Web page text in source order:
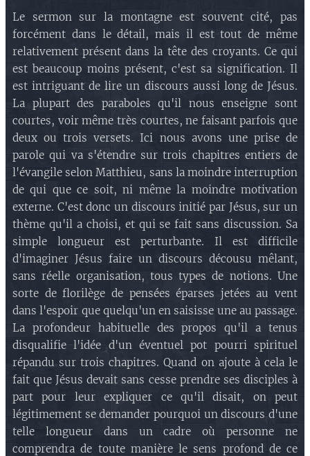
b.8) La synthèse faite par Jésus.
b.9) Du sel à la lumière.
car ils hériteront la terre
c.1) La signification.
c.2) Le rapport aux églises.
d) Matthieu 5.6:Heureux ceux qui ont faim
et soif de la justice, car ils seront rassasiés!
d.1) La signification
d.2) Le rapport aux églises.
e)
Matthieu 5.7 :Heureux les
miséricordieux, car ils obtiendront
miséricorde !
e.1) La signification
e.2) Le rapport aux églises.
f)
Matthieu 5.8 :
Heureux ceux qui ont le
coeur pur, car ils verront Dieu
f.1) La signification
f.2) Le rapport aux églises.
g)
Matthieu 5.9:Heureux ceux qui
procurent la paix, car ils seront appelés fils
de Dieu!
g.1) La signification.
g.2) Le rapport aux églises.
Le sermon sur la montagne est souvent cité, pas
forcément dans le détail, mais il est tout de même
relativement présent dans la tête des croyants. Ce qui
est beaucoup moins présent, c'est sa signification. Il
est intriguant de lire un discours aussi long de Jésus.
La plupart des paraboles qu'il nous enseigne sont
courtes, voir même très courtes, ne faisant parfois que
deux ou trois versets. Ici nous avons une prise de
parole qui va s'étendre sur trois chapitres entiers de
l'évangile selon Matthieu, sans la moindre interruption
de qui que ce soit, ni même la moindre motivation
externe. C'est donc un discours initié par Jésus, sur un
thème qu'il a choisi, et qui se fait sans discussion. Sa
simple longueur est perturbante. Il est difficile
d'imaginer Jésus faire un discours décousu mêlant,
sans réelle organisation, tous types de notions. Une
sorte de florilège de pensées éparses jetées au vent
dans l'espoir que quelqu'un en saisisse une au passage.
La profondeur habituelle des propos qu'il a tenus
disqualifie l'idée d'un éventuel pot pourri spirituel
répandu sur trois chapitres. Quand on ajoute à cela le
fait que Jésus devait sans cesse prendre ses disciples à
part pour leur expliquer ce qu'il disait, on peut
légitimement se demander pourquoi un discours d'une
telle longueur dans un cadre où personne ne
comprendra de toute manière le sens profond de ce